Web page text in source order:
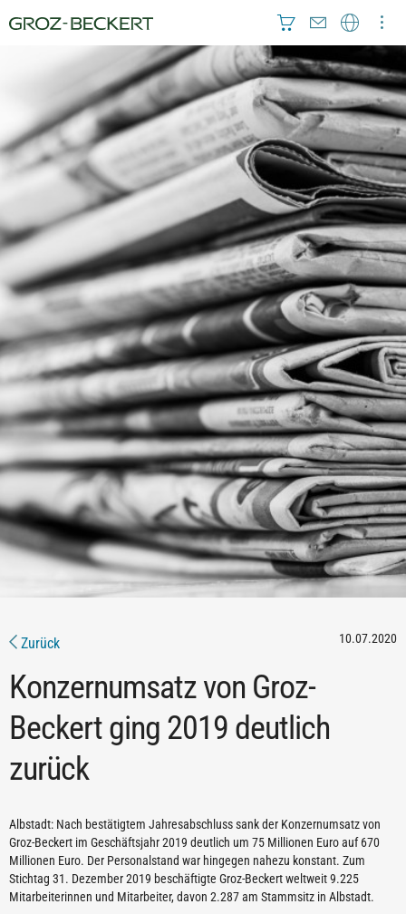
Zurück 10.07.2020
Konzernumsatz von Groz-
Beckert ging 2019 deutlich
zurück
Albstadt: Nach bestätigtem Jahresabschluss sank der Konzernumsatz von
Groz-Beckert im Geschäftsjahr 2019 deutlich um 75 Millionen Euro auf 670
Millionen Euro. Der Personalstand war hingegen nahezu konstant. Zum
Stichtag 31. Dezember 2019 beschäftigte Groz-Beckert weltweit 9.225
Mitarbeiterinnen und Mitarbeiter, davon 2.287 am Stammsitz in Albstadt.